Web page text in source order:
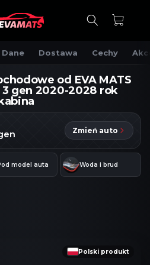
Koszyk
Dane Dostawa Cechy
od EVA MATS
3 gen 2020-2028 rok
Zmień auto
model auta Woda i brud
Polski produkt